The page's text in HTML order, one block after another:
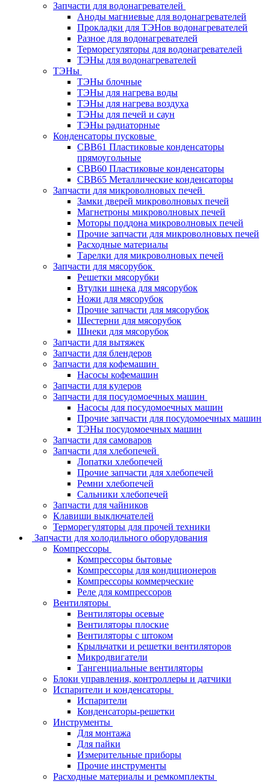
Запчасти для водонагревателей
Аноды магниевые для водонагревателей
Прокладки для ТЭНов водонагревателей
Разное для водонагревателей
Терморегуляторы для водонагревателей
ТЭНы для водонагревателей
ТЭНы
ТЭНы блочные
ТЭНы для нагрева воды
ТЭНы для нагрева воздуха
ТЭНы для печей и саун
ТЭНы радиаторные
Конденсаторы пусковые
CBB61 Пластиковые конденсаторы
прямоугольные
CBB60 Пластиковые конденсаторы
CBB65 Металлические конденсаторы
Запчасти для микроволновых печей
Замки дверей микроволновых печей
Магнетроны микроволновых печей
Моторы поддона микроволновых печей
Прочие запчасти для микроволновых печей
Расходные материалы
Тарелки для микроволновых печей
Запчасти для мясорубок
Решетки мясорубки
Втулки шнека для мясорубок
Ножи для мясорубок
Прочие запчасти для мясорубок
Шестерни для мясорубок
Шнеки для мясорубок
Запчасти для вытяжек
Запчасти для блендеров
Запчасти для кофемашин
Насосы кофемашин
Запчасти для кулеров
Запчасти для посудомоечных машин
Насосы для посудомоечных машин
Прочие запчасти для посудомоечных машин
ТЭНы посудомоечных машин
Запчасти для самоваров
Запчасти для хлебопечей
Лопатки хлебопечей
Прочие запчасти для хлебопечей
Ремни хлебопечей
Сальники хлебопечей
Запчасти для чайников
Клавиши выключателей
Терморегуляторы для прочей техники
Запчасти для холодильного оборудования
Компрессоры
Компрессоры бытовые
Компрессоры для кондиционеров
Компрессоры коммерческие
Реле для компрессоров
Вентиляторы
Вентиляторы осевые
Вентиляторы плоские
Вентиляторы с штоком
Крыльчатки и решетки вентиляторов
Микродвигатели
Тангенциальные вентиляторы
Блоки управления, контроллеры и датчики
Испарители и конденсаторы
Испарители
Конденсаторы-решетки
Инструменты
Для монтажа
Для пайки
Измерительные приборы
Прочие инструменты
Расходные материалы и ремкомплекты